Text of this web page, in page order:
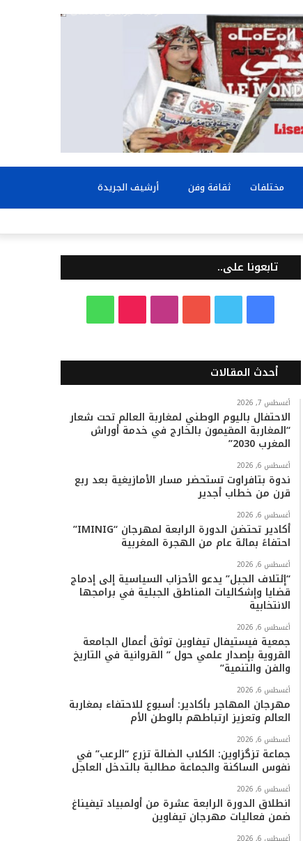
مختلفات ثقافة وفن أرشيف الجريدة
عن
تابعونا على..
س
ب
و
ك
ي
ت
ر
ت
ي
و
س
ت
ق
k
T
o
ت
س
ا
أحدث المقالات
أغسطس 7, 2026
الاحتفال باليوم الوطني لمغاربة العالم تحت شعار
“المغاربة المقيمون بالخارج في خدمة أوراش
المغرب 2030”
أغسطس 6, 2026
ندوة بتافراوت تستحضر مسار الأمازيغية بعد ربع
قرن من خطاب أجدير
أغسطس 6, 2026
أكادير تحتضن الدورة الرابعة لمهرجان “IMINIG”
احتفاءً بمائة عام من الهجرة المغربية
أغسطس 6, 2026
“إئتلاف الجبل” يدعو الأحزاب السياسية إلى إدماج
قضايا وإشكاليات المناطق الجبلية في برامجها
الانتخابية
أغسطس 6, 2026
جمعية فيستيفال تيفاوين توثق أعمال الجامعة
القروية بإصدار علمي حول ” القروانية في التاريخ
والفن والتنمية”
أغسطس 6, 2026
مهرجان المهاجر بأكادير: أسبوع للاحتفاء بمغاربة
العالم وتعزيز ارتباطهم بالوطن الأم
أغسطس 6, 2026
جماعة تزگزاوين: الكلاب الضالة تزرع “الرعب” في
نفوس الساكنة والجماعة مطالبة بالتدخل العاجل
أغسطس 6, 2026
انطلاق الدورة الرابعة عشرة من أولمبياد تيفيناغ
ضمن فعاليات مهرجان تيفاوين